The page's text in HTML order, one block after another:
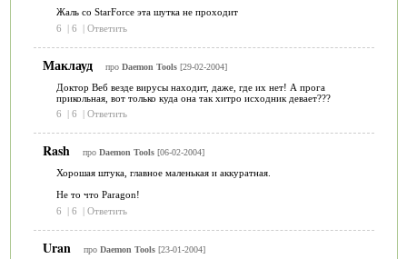
Жаль со StarForce эта шутка не проходит
6
| 6 | Ответить
Маклауд про Daemon Tools [29-02-2004]
Доктор Веб везде вирусы находит, даже, где их нет! А прога
прикольная, вот только куда она так хитро исходник девает???
6
| 6 | Ответить
Rash про Daemon Tools [06-02-2004]
Хорошая штука, главное маленькая и аккуратная.
Не то что Paragon!
6
| 6 | Ответить
Uran про Daemon Tools [23-01-2004]